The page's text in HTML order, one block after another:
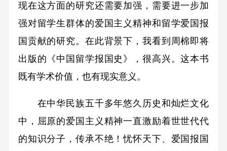
现在这方面的研究还需要加强，需要进一步加
强对留学生群体的爱国主义精神和留学爱国报
国贡献的研究。在此背景下，我看到周棉即将
出版的《中国留学报国史》，很高兴。这本书
既有学术价值，也有现实意义。
在中华民族五千多年悠久历史和灿烂文化
中，屈原的爱国主义精神一直激励着世世代代
的知识分子，传承不绝！忧怀天下、爱国报国